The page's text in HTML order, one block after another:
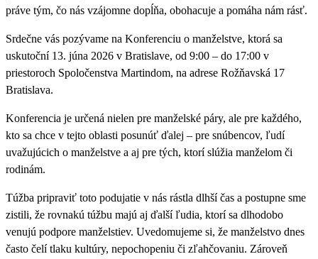
práve tým, čo nás vzájomne dopĺňa, obohacuje a pomáha nám rásť.
Srdečne vás pozývame na Konferenciu o manželstve, ktorá sa
uskutoční 13. júna 2026 v Bratislave, od 9:00 – do 17:00 v
priestoroch Spoločenstva Martindom, na adrese Rožňavská 17
Bratislava.
Konferencia je určená nielen pre manželské páry, ale pre každého,
kto sa chce v tejto oblasti posunúť ďalej – pre snúbencov, ľudí
uvažujúcich o manželstve a aj pre tých, ktorí slúžia manželom či
rodinám.
Túžba pripraviť toto podujatie v nás rástla dlhší čas a postupne sme
zistili, že rovnakú túžbu majú aj ďalší ľudia, ktorí sa dlhodobo
venujú podpore manželstiev. Uvedomujeme si, že manželstvo dnes
často čelí tlaku kultúry, nepochopeniu či zľahčovaniu. Zároveň